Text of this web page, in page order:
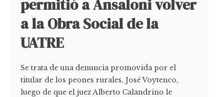
permitió a Ansaloni volver
a la Obra Social de la
UATRE
Se trata de una denuncia promovida por el
titular de los peones rurales, José Voytenco,
luego de que el juez Alberto Calandrino le